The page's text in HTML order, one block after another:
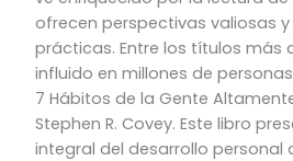
ofrecen perspectivas valiosas
prácticas. Entre los títulos más
influido en millones de
7 Hábitos de la Gente
Stephen R. Covey. Este libro
integral del desarrollo personal